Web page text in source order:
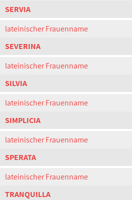
SERVIA
lateinischer Frauenname
SEVERINA
lateinischer Frauenname
SILVIA
lateinischer Frauenname
SIMPLICIA
lateinischer Frauenname
SPERATA
lateinischer Frauenname
TRANQUILLA